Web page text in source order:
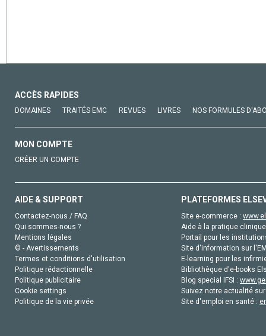
ACCÈS RAPIDES
DOMAINES TRAITÉS EMC REVUES LIVRES NOS FORMULES
MON COMPTE
CRÉER UN COMPTE
AIDE & SUPPORT
Contactez-nous / FAQ
Qui sommes-nous ?
Mentions légales
© - Avertissements
Termes et conditions d'utilisation
Politique rédactionnelle
Politique publicitaire
Cookie settings
Politique de la vie privée
PLATEFORMES
Site e-commerce :
Aide à la pratique
Portail pour les
Site d'information sur
E-learning pour les
Bibliothèque d'e-books
Blog special IFSI :
Suivez notre actualité
Site d'emploi en santé :